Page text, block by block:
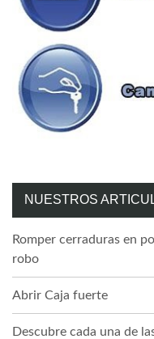
NUESTROS
Romper cerraduras en
robo
Abrir Caja fuerte
Descubre cada una de